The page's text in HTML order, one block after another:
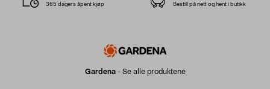
Gardena- Se alle produktene
365 dagers åpent kjøp Bestill på nett og hent i butikk